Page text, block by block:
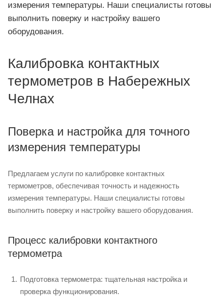
измерения температуры. Наши специалисты готовы
выполнить поверку и настройку вашего
оборудования.
Калибровка контактных
термометров в Набережных
Челнах
Поверка и настройка для точного
измерения температуры
Предлагаем услуги по калибровке контактных
термометров, обеспечивая точность и надежность
измерения температуры. Наши специалисты готовы
выполнить поверку и настройку вашего оборудования.
Процесс калибровки контактного
термометра
Подготовка термометра: тщательная настройка и
проверка функционирования.